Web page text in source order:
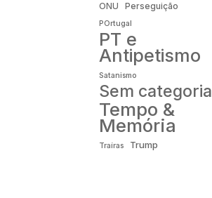
ONU
Perseguição
POrtugal
PT e
Antipetismo
Satanismo
Sem categoria
Tempo &
Memória
Traíras Trump